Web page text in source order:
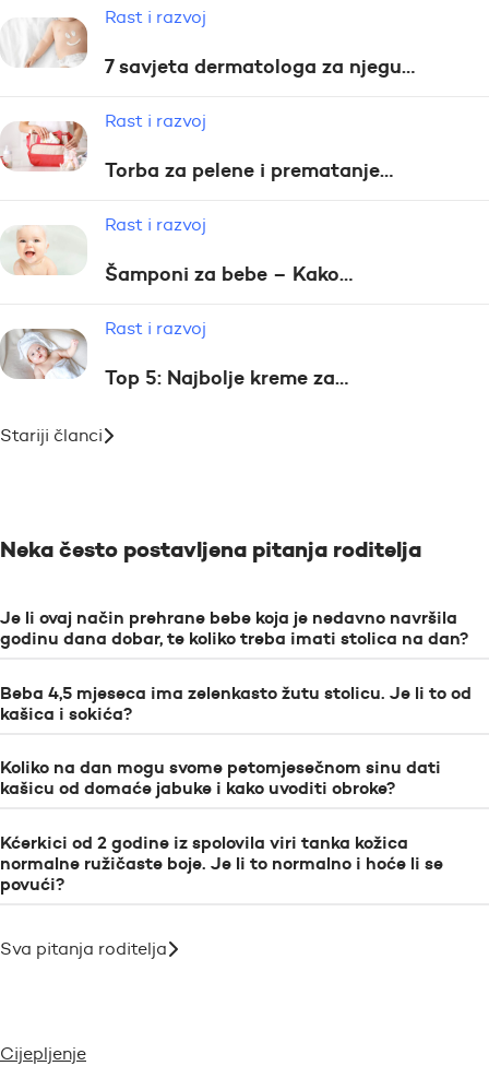
Rast i razvoj
7 savjeta dermatologa za njegu…
Rast i razvoj
Torba za pelene i prematanje…
Rast i razvoj
Šamponi za bebe – Kako…
Rast i razvoj
Top 5: Najbolje kreme za…
Stariji članci
Neka često postavljena pitanja roditelja
Je li ovaj način prehrane bebe koja je nedavno navršila
godinu dana dobar, te koliko treba imati stolica na dan?
Beba 4,5 mjeseca ima zelenkasto žutu stolicu. Je li to od
kašica i sokića?
Koliko na dan mogu svome petomjesečnom sinu dati
kašicu od domaće jabuke i kako uvoditi obroke?
Kćerkici od 2 godine iz spolovila viri tanka kožica
normalne ružičaste boje. Je li to normalno i hoće li se
povući?
Sva pitanja roditelja
Cijepljenje